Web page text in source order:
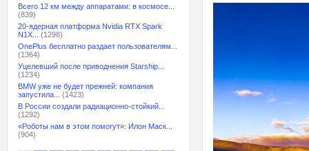
Всего 12 км между аппаратами: в космосе...
(839)
20-ядерная платформа Nvidia RTX Spark
N1X...
(1298)
OnePlus бесплатно раздает пользователям...
(1364)
Уцелевший после приводнения Starship...
(1234)
BMW уже не будет прежней: компания
запустила...
(1423)
В России создали радиационно-стойкий...
(1292)
«Роботы нам в этом помогут»: Илон Маск...
(904)